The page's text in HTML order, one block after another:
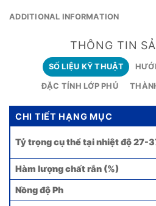
ADDITIONAL INFORMATION
THÔNG TIN
SỐ LIỆU KỸ THUẬT
ĐẶC TÍNH LỚP PHỦ
CHI TIẾT HẠNG MỤC
Tỷ trọng cụ thể tại nhiệt độ 27-
Hàm lượng chất rắn (%)
Nồng độ Ph